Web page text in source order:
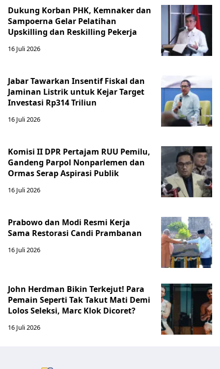
Dukung Korban PHK, Kemnaker dan
Sampoerna Gelar Pelatihan
Upskilling dan Reskilling Pekerja
16 Juli 2026
Jabar Tawarkan Insentif Fiskal dan
Jaminan Listrik untuk Kejar Target
Investasi Rp314 Triliun
16 Juli 2026
Komisi II DPR Pertajam RUU Pemilu,
Gandeng Parpol Nonparlemen dan
Ormas Serap Aspirasi Publik
16 Juli 2026
Prabowo dan Modi Resmi Kerja
Sama Restorasi Candi Prambanan
16 Juli 2026
John Herdman Bikin Terkejut! Para
Pemain Seperti Tak Takut Mati Demi
Lolos Seleksi, Marc Klok Dicoret?
16 Juli 2026